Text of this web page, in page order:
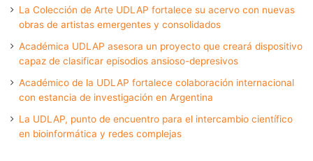
La Colección de Arte UDLAP fortalece su acervo con nuevas
obras de artistas emergentes y consolidados
Académica UDLAP asesora un proyecto que creará dispositivo
capaz de clasificar episodios ansioso-depresivos
Académico de la UDLAP fortalece colaboración internacional
con estancia de investigación en Argentina
La UDLAP, punto de encuentro para el intercambio científico
en bioinformática y redes complejas